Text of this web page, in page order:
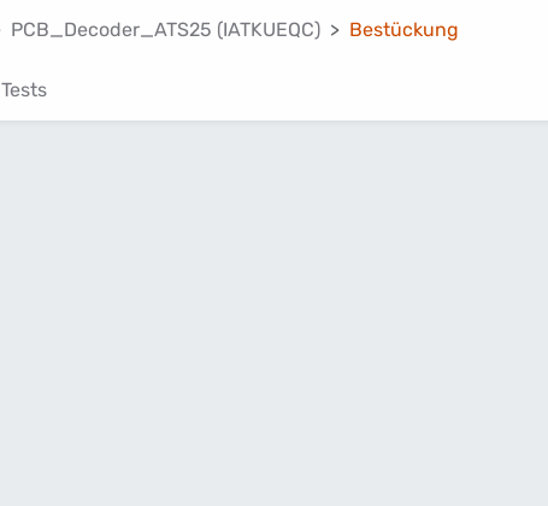
PCB_Decoder_ATS25 (IATKUEQC) Bestückung
Tests